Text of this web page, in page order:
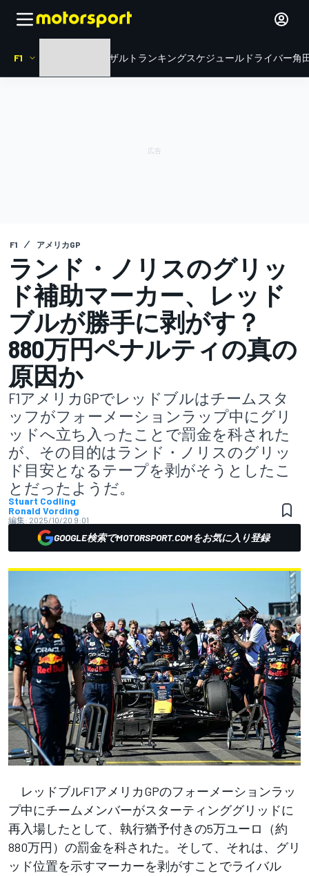
F1 リザルト ランキングスケジュール ドライバー角
F1 アメリカGP
ランド・ノリスのグリッ
ド補助マーカー、レッド
ブルが勝手に剥がす？
880万円ペナルティの真の
原因か
F1アメリカGPでレッドブルはチームスタ
ッフがフォーメーションラップ中にグリ
ッドへ立ち入ったことで罰金を科された
が、その目的はランド・ノリスのグリッ
ド目安となるテープを剥がそうとしたこ
とだったようだ。
Stuart Codling
Ronald Vording
編集: 2025/10/20 9:01
GOOGLE検索でMOTORSPORT.COMをお気に入り登録
レッドブルF1アメリカGPのフォーメーションラッ
プ中にチームメンバーがスターティンググリッドに
再入場したとして、執行猶予付きの5万ユーロ（約
880万円）の罰金を科された。そして、それは、グリ
ッド位置を示すマーカーを剥がすことでライバル